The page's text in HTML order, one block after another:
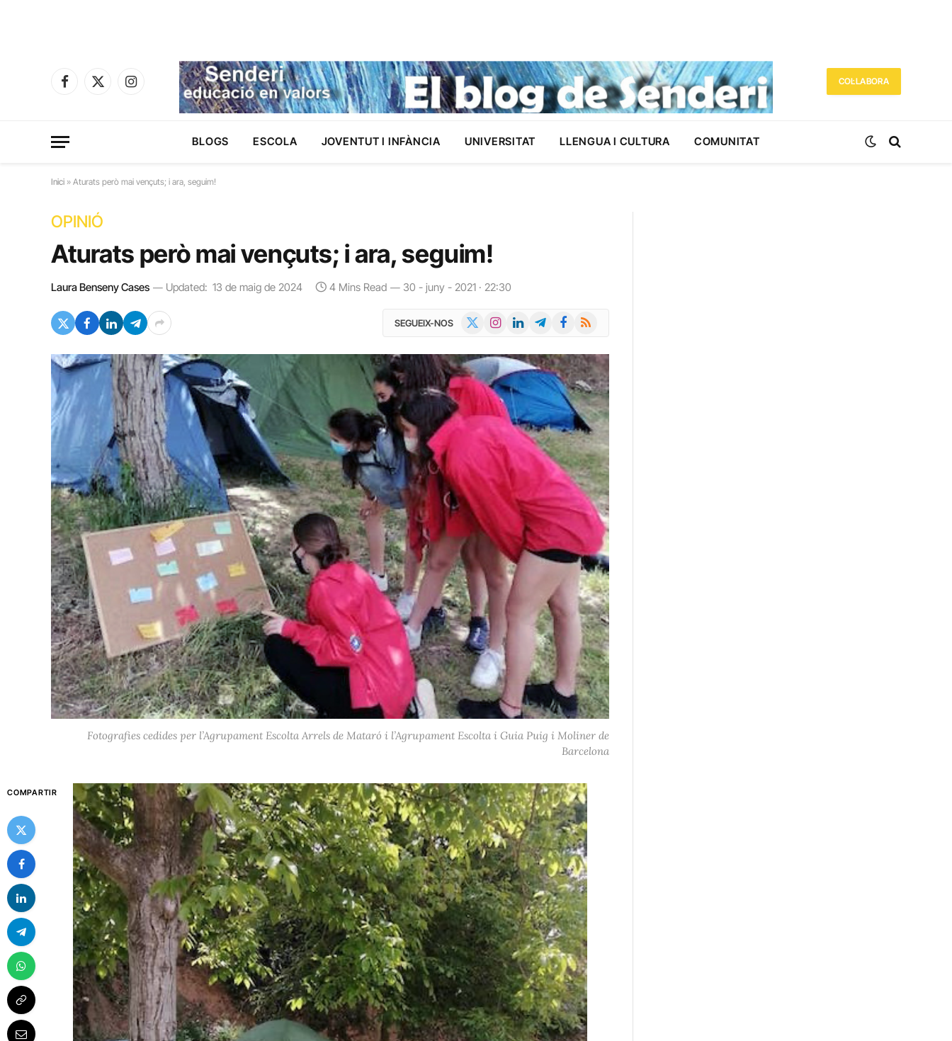
Facebook
X
Instagram
COL·LABORA
BLOGS ESCOLA JOVENTUT I INFÀNCIA UNIVERSITAT LLENGUA I CULTURA COMUNITAT
Inici » Aturats però mai vençuts; i ara, seguim!
OPINIÓ
Aturats però mai vençuts; i ara, seguim!
Laura Benseny Cases Updated: 13 de maig de 2024 4 Mins Read 30 - juny - 2021 · 22:30
SEGUEIX-NOS InstagramLinkedInTelegramFacebook
RSS
Fotografies cedides per l’Agrupament Escolta Arrels de Mataró i l’Agrupament Escolta i Guia Puig i Moliner de
Barcelona
COMPARTIR